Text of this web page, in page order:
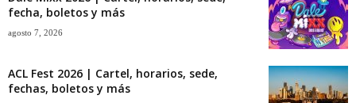
fecha, boletos y más
agosto 7, 2026
ACL Fest 2026 | Cartel, horarios, sede,
fechas, boletos y más